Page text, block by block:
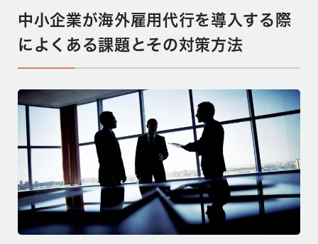
中小企業が海外雇用代行を導入する際
によくある課題とその対策方法